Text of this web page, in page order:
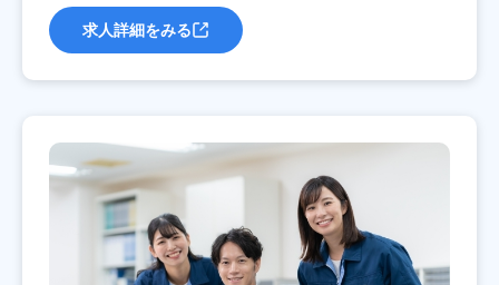
求人詳細をみる